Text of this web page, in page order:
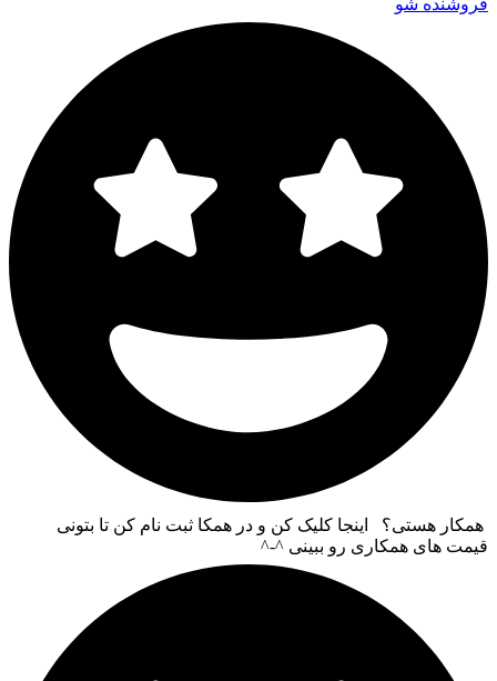
فروشنده شو
همکار هستی؟ اینجا کلیک کن و در همکا ثبت نام کن تا بتونی
قیمت های همکاری رو ببینی ^-^